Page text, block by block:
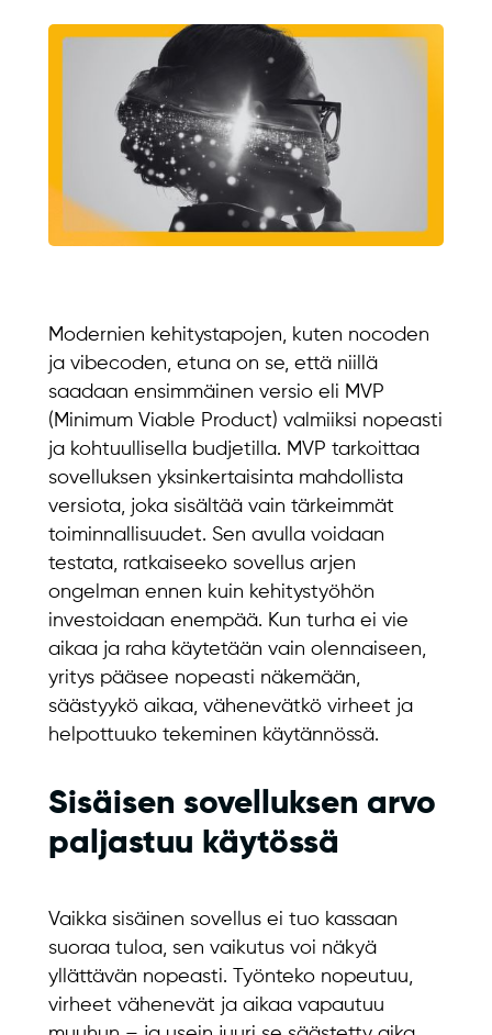
Modernien kehitystapojen, kuten nocoden
ja vibecoden, etuna on se, että niillä
saadaan ensimmäinen versio eli MVP
(Minimum Viable Product) valmiiksi nopeasti
ja kohtuullisella budjetilla. MVP tarkoittaa
sovelluksen yksinkertaisinta mahdollista
versiota, joka sisältää vain tärkeimmät
toiminnallisuudet. Sen avulla voidaan
testata, ratkaiseeko sovellus arjen
ongelman ennen kuin kehitystyöhön
investoidaan enempää. Kun turha ei vie
aikaa ja raha käytetään vain olennaiseen,
yritys pääsee nopeasti näkemään,
säästyykö aikaa, vähenevätkö virheet ja
helpottuuko tekeminen käytännössä.
Sisäisen sovelluksen arvo
paljastuu käytössä
Vaikka sisäinen sovellus ei tuo kassaan
suoraa tuloa, sen vaikutus voi näkyä
yllättävän nopeasti. Työnteko nopeutuu,
virheet vähenevät ja aikaa vapautuu